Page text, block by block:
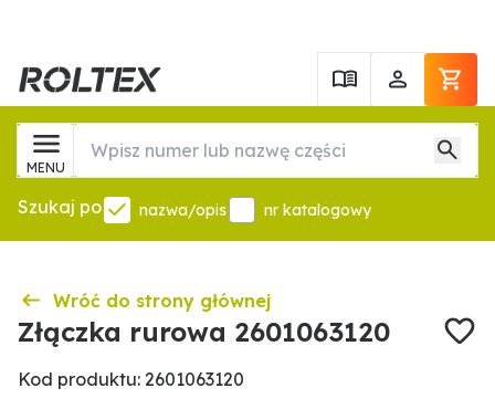
MENU
Szukaj po nazwa/opis nr katalogowy
Wróć do strony głównej
Złączka rurowa 2601063120
Kod produktu: 2601063120